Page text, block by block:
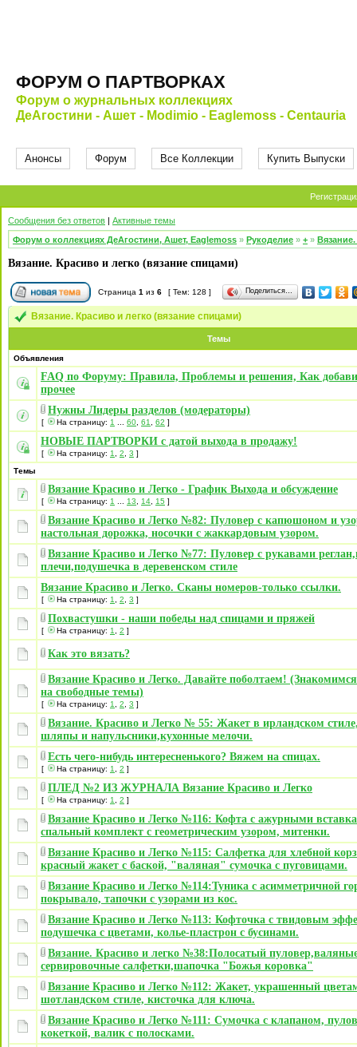
ФОРУМ О ПАРТВОРКАХ
Форум о журнальных коллекциях
ДеАгостини - Ашет - Modimio - Eaglemoss - Centauria
Анонсы Форум Все Коллекции Купить Выпуски
Сообщения без ответов | Активные темы
Форум о коллекциях ДеАгостини, Ашет, Eaglemoss » Рукоделие » + »
Вязание. Красиво и легко (вязание спицами)
Страница 1 из 6 [ Тем: 128 ] Поделиться…
Вязание. Красиво и легко (вязание спицами)
Темы
Объявления
FAQ по Форуму: Правила, Проблемы и решения, Как
прочее
Нужны Лидеры разделов (модераторы)
[ На страницу: 1 60 61 62 ]
НОВЫЕ ПАРТВОРКИ с датой выхода в продажу!
[ На страницу: 1 2 3 ]
Темы
Вязание Красиво и Легко - График Выхода и обсуждение
[ На страницу: 1 13 14 15 ]
Вязание Красиво и Легко №82: Пуловер с капюшоном и
настольная дорожка, носочки с жаккардовым узором.
Вязание Красиво и Легко №77: Пуловер с рукавами
плечи,подушечка в деревенском стиле
Вязание Красиво и Легко. Сканы номеров-только ссылки.
[ На страницу: 1 2 3 ]
Похвастушки - наши победы над спицами и пряжей
[ На страницу: 1 2 ]
Как это вязать?
Вязание Красиво и Легко. Давайте поболтаем!
на свободные темы)
[ На страницу: 1 2 3 ]
Вязание. Красиво и Легко № 55: Жакет в ирландском
шляпы и напульсники,кухонные мелочи.
Есть чего-нибудь интересненького? Вяжем на спицах.
[ На страницу: 1 2 ]
ПЛЕД №2 ИЗ ЖУРНАЛА Вязание Красиво и Легко
[ На страницу: 1 2 ]
Вязание Красиво и Легко №116: Кофта с ажурными
спальный комплект с геометрическим узором, митенки.
Вязание Красиво и Легко №115: Салфетка для хлебной
красный жакет с баской, "валяная" сумочка с пуговицами.
Вязание Красиво и Легко №114:Туника с асимметричной
покрывало, тапочки с узорами из кос.
Вязание Красиво и Легко №113: Кофточка с твидовым
подушечка с цветами, колье-пластрон с бусинами.
Вязание. Красиво и легко №38:Полосатый
сервировочные салфетки,шапочка "Божья коровка"
Вязание Красиво и Легко №112: Жакет, украшенный
шотландском стиле, кисточка для ключа.
Вязание Красиво и Легко №111: Сумочка с клапаном,
кокеткой, валик с полосками.